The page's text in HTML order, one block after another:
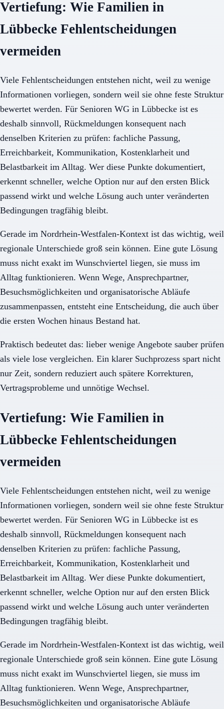
Vertiefung: Wie Familien in
Lübbecke Fehlentscheidungen
vermeiden
Viele Fehlentscheidungen entstehen nicht, weil zu wenige
Informationen vorliegen, sondern weil sie ohne feste Struktur
bewertet werden. Für Senioren WG in Lübbecke ist es
deshalb sinnvoll, Rückmeldungen konsequent nach
denselben Kriterien zu prüfen: fachliche Passung,
Erreichbarkeit, Kommunikation, Kostenklarheit und
Belastbarkeit im Alltag. Wer diese Punkte dokumentiert,
erkennt schneller, welche Option nur auf den ersten Blick
passend wirkt und welche Lösung auch unter veränderten
Bedingungen tragfähig bleibt.
Gerade im Nordrhein-Westfalen-Kontext ist das wichtig, weil
regionale Unterschiede groß sein können. Eine gute Lösung
muss nicht exakt im Wunschviertel liegen, sie muss im
Alltag funktionieren. Wenn Wege, Ansprechpartner,
Besuchsmöglichkeiten und organisatorische Abläufe
zusammenpassen, entsteht eine Entscheidung, die auch über
die ersten Wochen hinaus Bestand hat.
Praktisch bedeutet das: lieber wenige Angebote sauber prüfen
als viele lose vergleichen. Ein klarer Suchprozess spart nicht
nur Zeit, sondern reduziert auch spätere Korrekturen,
Vertragsprobleme und unnötige Wechsel.
Vertiefung: Wie Familien in
Lübbecke Fehlentscheidungen
vermeiden
Viele Fehlentscheidungen entstehen nicht, weil zu wenige
Informationen vorliegen, sondern weil sie ohne feste Struktur
bewertet werden. Für Senioren WG in Lübbecke ist es
deshalb sinnvoll, Rückmeldungen konsequent nach
denselben Kriterien zu prüfen: fachliche Passung,
Erreichbarkeit, Kommunikation, Kostenklarheit und
Belastbarkeit im Alltag. Wer diese Punkte dokumentiert,
erkennt schneller, welche Option nur auf den ersten Blick
passend wirkt und welche Lösung auch unter veränderten
Bedingungen tragfähig bleibt.
Gerade im Nordrhein-Westfalen-Kontext ist das wichtig, weil
regionale Unterschiede groß sein können. Eine gute Lösung
muss nicht exakt im Wunschviertel liegen, sie muss im
Alltag funktionieren. Wenn Wege, Ansprechpartner,
Besuchsmöglichkeiten und organisatorische Abläufe